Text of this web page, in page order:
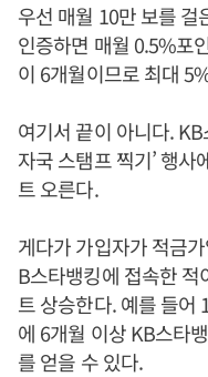
우선 매월 10만 보를
인증하면 매월 0.5%포
이 6개월이므로 최대
여기서 끝이 아니다.
자국 스탬프 찍기’ 행
트 오른다.
게다가 가입자가 적금
B스타뱅킹에 접속한
트 상승한다. 예를 들어
에 6개월 이상 KB스타
를 얻을 수 있다.